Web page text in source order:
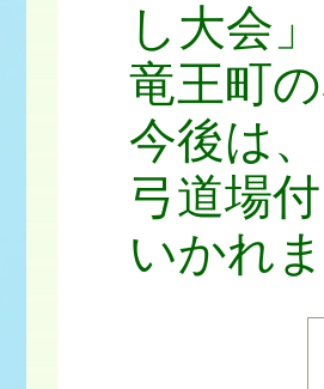
し大会
竜王町
今後は
弓道場
いかれま